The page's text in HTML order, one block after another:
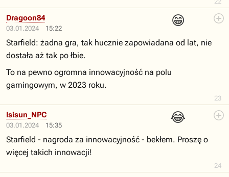
03.01.2024 15:22
😁
23
Dragoon84
Starfield: żadna gra, tak hucznie zapowiadana od lat, nie
dostała aż tak po łbie.
To na pewno ogromna innowacyjność na polu
gamingowym, w 2023 roku.
03.01.2024 15:35
😂
24
Isisun_NPC
Starfield - nagroda za innowacyjność - bekłem. Proszę o
więcej takich innowacji!